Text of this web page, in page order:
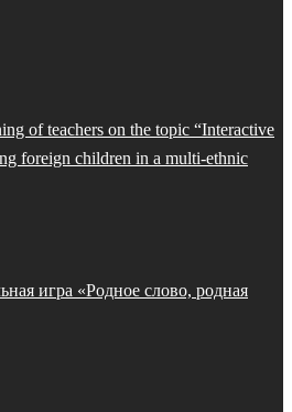
of teachers on the topic “Interactive
foreign children in a multi-ethnic
игра «Родное слово, родная